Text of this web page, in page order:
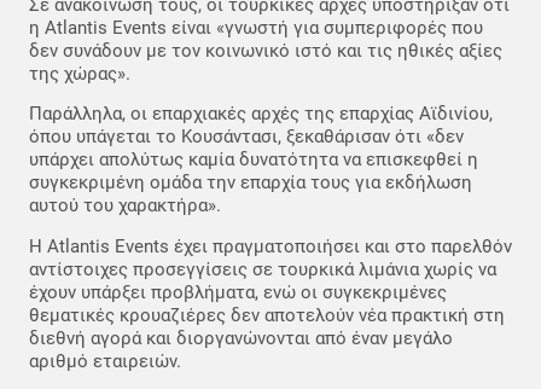
Σε ανακοίνωσή τους, οι τουρκικές αρχές υποστήριξαν ότι
η Atlantis Events είναι «γνωστή για συμπεριφορές που
δεν συνάδουν με τον κοινωνικό ιστό και τις ηθικές αξίες
της χώρας».
Παράλληλα, οι επαρχιακές αρχές της επαρχίας Αϊδινίου,
όπου υπάγεται το Κουσάντασι, ξεκαθάρισαν ότι «δεν
υπάρχει απολύτως καμία δυνατότητα να επισκεφθεί η
συγκεκριμένη ομάδα την επαρχία τους για εκδήλωση
αυτού του χαρακτήρα».
Η Atlantis Events έχει πραγματοποιήσει και στο παρελθόν
αντίστοιχες προσεγγίσεις σε τουρκικά λιμάνια χωρίς να
έχουν υπάρξει προβλήματα, ενώ οι συγκεκριμένες
θεματικές κρουαζιέρες δεν αποτελούν νέα πρακτική στη
διεθνή αγορά και διοργανώνονται από έναν μεγάλο
αριθμό εταιρειών.